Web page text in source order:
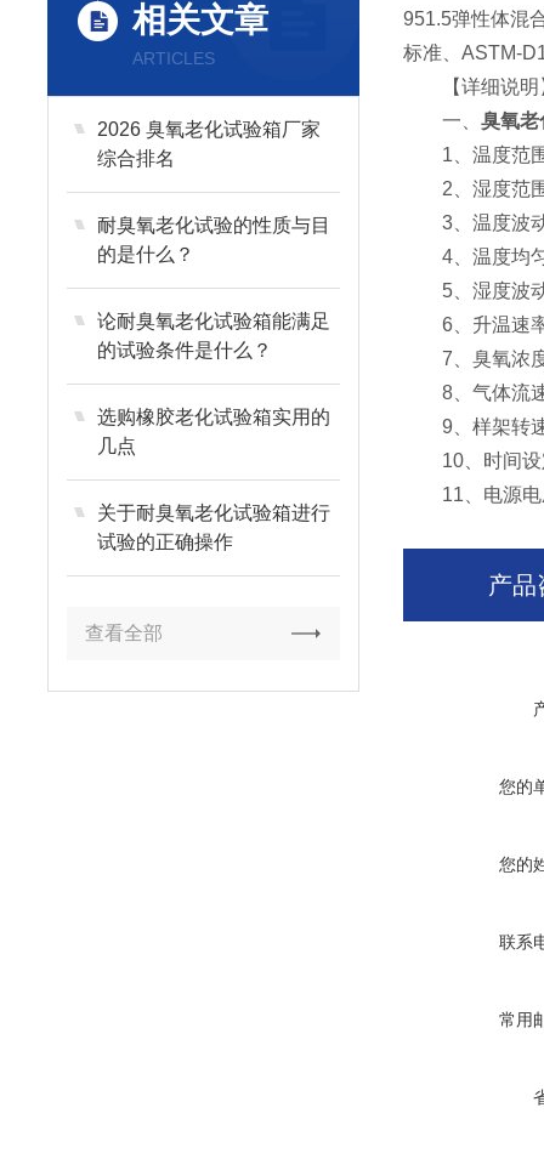
相关文章
ARTICLES
2026 臭氧老化试验箱厂家
综合排名
耐臭氧老化试验的性质与目
的是什么？
论耐臭氧老化试验箱能满足
的试验条件是什么？
选购橡胶老化试验箱实用的
几点
关于耐臭氧老化试验箱进行
试验的正确操作
查看全部
951.5弹性体混
标准、ASTM-
【详细说明
一、臭氧老
1、温度范
2、湿度范围
3、温度波
4、温度均
5、湿度波动
6、升温速率
7、臭氧浓度
8、气体流速
9、样架转速
10、时间设
11、电源电
产品
您的
您的
联系
常用